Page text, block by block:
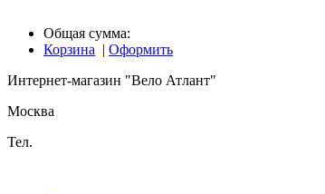
Общая сумма:
Корзина | Оформить
Интернет-магазин "Вело Атлант"
Москва
Тел.